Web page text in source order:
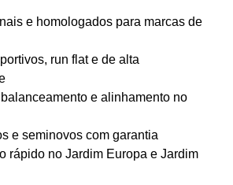
e homologados para marcas de
run flat e de alta
e alinhamento no
e seminovos com garantia
rápido no Jardim Europa e Jardim